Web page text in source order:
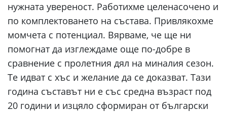
нужната увереност. Работихме целенасочено и
по комплектоването на състава. Привлякохме
момчета с потенциал. Вярваме, че ще ни
помогнат да изглеждаме още по-добре в
сравнение с пролетния дял на миналия сезон.
Те идват с хъс и желание да се доказват. Тази
година съставът ни е със средна възраст под
20 години и изцяло сформиран от български